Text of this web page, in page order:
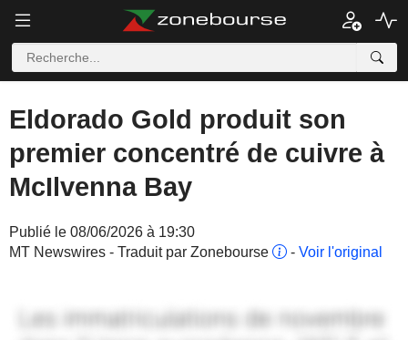
Eldorado Gold produit son
premier concentré de cuivre à
McIlvenna Bay
Publié le 08/06/2026 à 19:30
MT Newswires - Traduit par Zonebourse
- Voir l'original